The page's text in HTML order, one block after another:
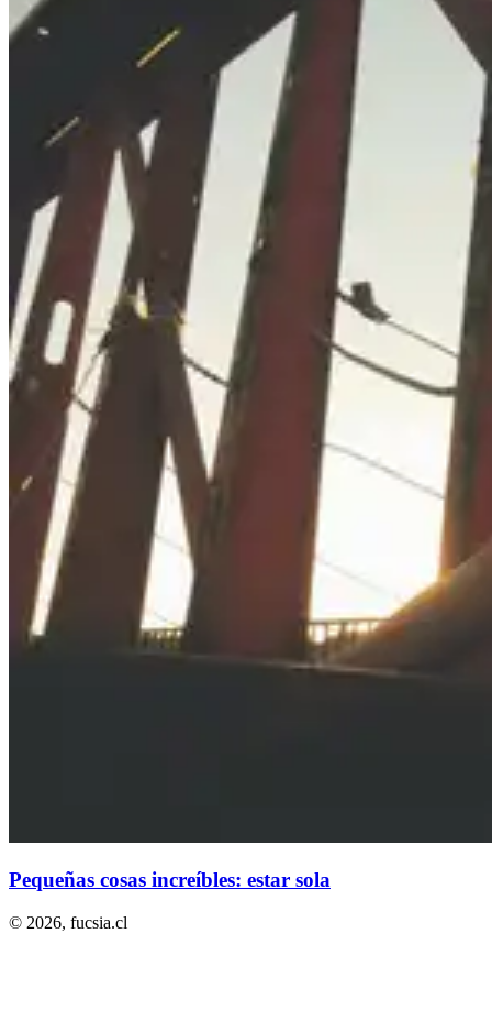
Pequeñas cosas increíbles: estar sola
© 2026, fucsia.cl